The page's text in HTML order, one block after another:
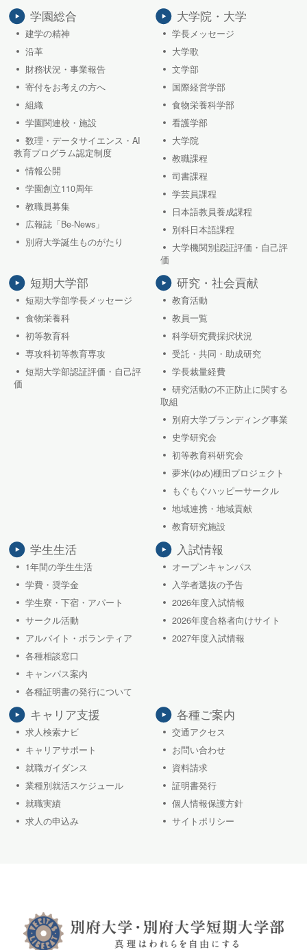
学園総合
建学の精神
沿革
財務状況・事業報告
寄付をお考えの方へ
組織
学園関連校・施設
数理・データサイエンス・AI
教育プログラム認定制度
情報公開
学園創立110周年
教職員募集
広報誌「Be-News」
別府大学誕生ものがたり
大学院・大学
学長メッセージ
大学歌
文学部
国際経営学部
食物栄養科学部
看護学部
大学院
教職課程
司書課程
学芸員課程
日本語教員養成課程
別科日本語課程
大学機関別認証評価・自己評
価
短期大学部
短期大学部学長メッセージ
食物栄養科
初等教育科
専攻科初等教育専攻
短期大学部認証評価・自己評
価
研究・社会貢献
教育活動
教員一覧
科学研究費採択状況
受託・共同・助成研究
学長裁量経費
研究活動の不正防止に関する
取組
別府大学ブランディング事業
史学研究会
初等教育科研究会
夢米(ゆめ)棚田プロジェクト
もぐもぐハッピーサークル
地域連携・地域貢献
教育研究施設
学生生活
1年間の学生生活
学費・奨学金
学生寮・下宿・アパート
サークル活動
アルバイト・ボランティア
各種相談窓口
キャンパス案内
各種証明書の発行について
入試情報
オープンキャンパス
入学者選抜の予告
2026年度入試情報
2026年度合格者向けサイト
2027年度入試情報
キャリア支援
求人検索ナビ
キャリアサポート
就職ガイダンス
業種別就活スケジュール
就職実績
求人の申込み
各種ご案内
交通アクセス
お問い合わせ
資料請求
証明書発行
個人情報保護方針
サイトポリシー